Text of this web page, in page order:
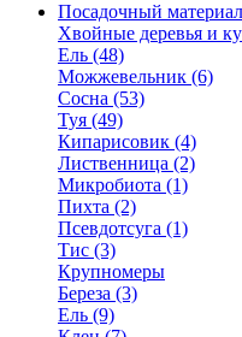
Посадочный материал
Хвойные деревья и
Ель (48)
Можжевельник (6)
Сосна (53)
Туя (49)
Кипарисовик (4)
Лиственница (2)
Микробиота (1)
Пихта (2)
Псевдотсуга (1)
Тис (3)
Крупномеры
Береза (3)
Ель (9)